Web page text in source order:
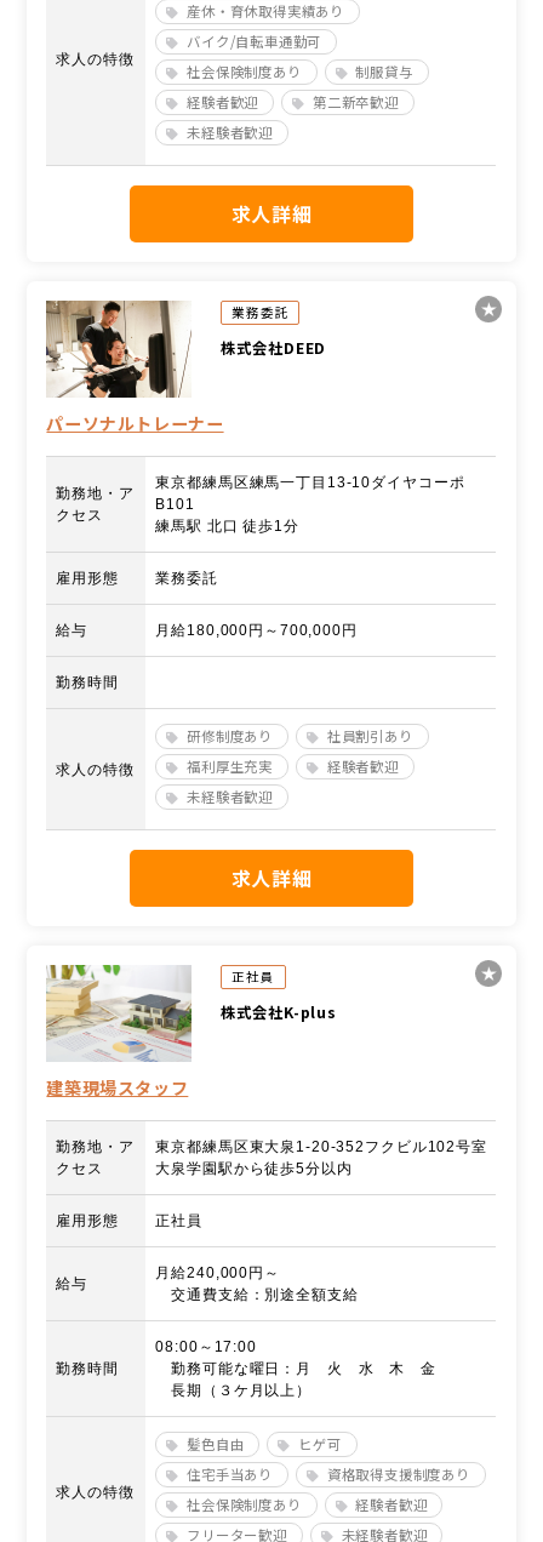
求人の特徴
産休・育休取得実績あり
バイク/自転車通勤可
社会保険制度あり
制服貸与
経験者歓迎
第二新卒歓迎
未経験者歓迎
求人詳細
業務委託
株式会社DEED
パーソナルトレーナー
勤務地・ア
クセス
東京都練馬区練馬一丁目13-10ダイヤコーポ
B101
練馬駅 北口 徒歩1分
雇用形態 業務委託
給与 月給180,000円～700,000円
勤務時間
求人の特徴
研修制度あり
社員割引あり
福利厚生充実
経験者歓迎
未経験者歓迎
求人詳細
正社員
株式会社K-plus
建築現場スタッフ
勤務地・ア
クセス
東京都練馬区東大泉1-20-352フクビル102号室
大泉学園駅から徒歩5分以内
雇用形態 正社員
給与
月給240,000円～
交通費支給：別途全額支給
勤務時間
08:00～17:00
勤務可能な曜日：月 火 水 木 金
長期（３ケ月以上）
求人の特徴
髪色自由
ヒゲ可
住宅手当あり
資格取得支援制度あり
社会保険制度あり
経験者歓迎
フリーター歓迎
未経験者歓迎